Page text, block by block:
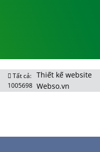
Tất cả:
1005698
Thiết kế website
Webso.vn